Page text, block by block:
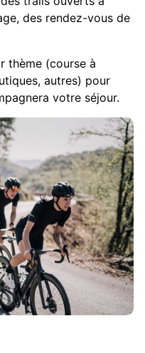
des rendez-vous de
thème (course à
autres) pour
votre séjour.